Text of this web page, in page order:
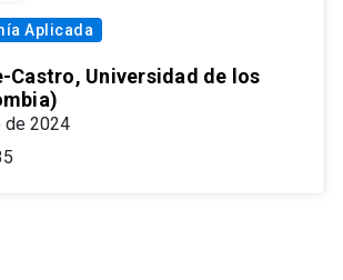
Aplicada
Castro, Universidad de los
de 2024